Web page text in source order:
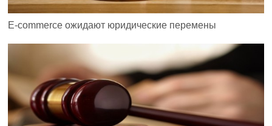
E-commerce ожидают юридические перемены